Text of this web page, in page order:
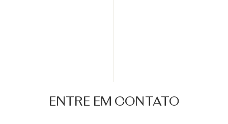
ENTRE EM CONTATO